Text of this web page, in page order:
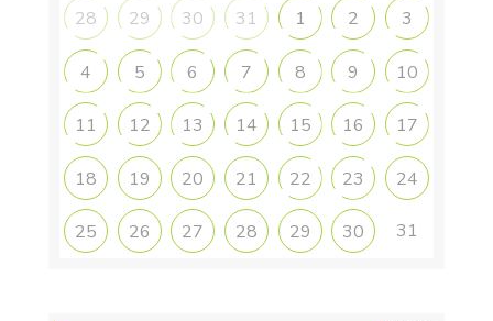
28 29 30 31 1 2 3
4 5 6 7 8 9 10
11 12 13 14 15 16 17
18 19 20 21 22 23 24
25 26 27 28 29 30 31